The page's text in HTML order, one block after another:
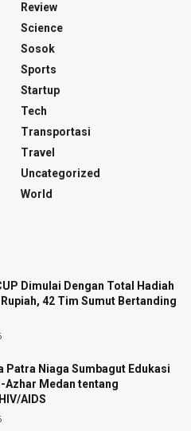
Review
Science
Sosok
Sports
Startup
Tech
Transportasi
Travel
Uncategorized
World
Dimulai Dengan Total Hadiah
42 Tim Sumut Bertanding
Patra Niaga Sumbagut Edukasi
Azhar Medan tentang
AIDS